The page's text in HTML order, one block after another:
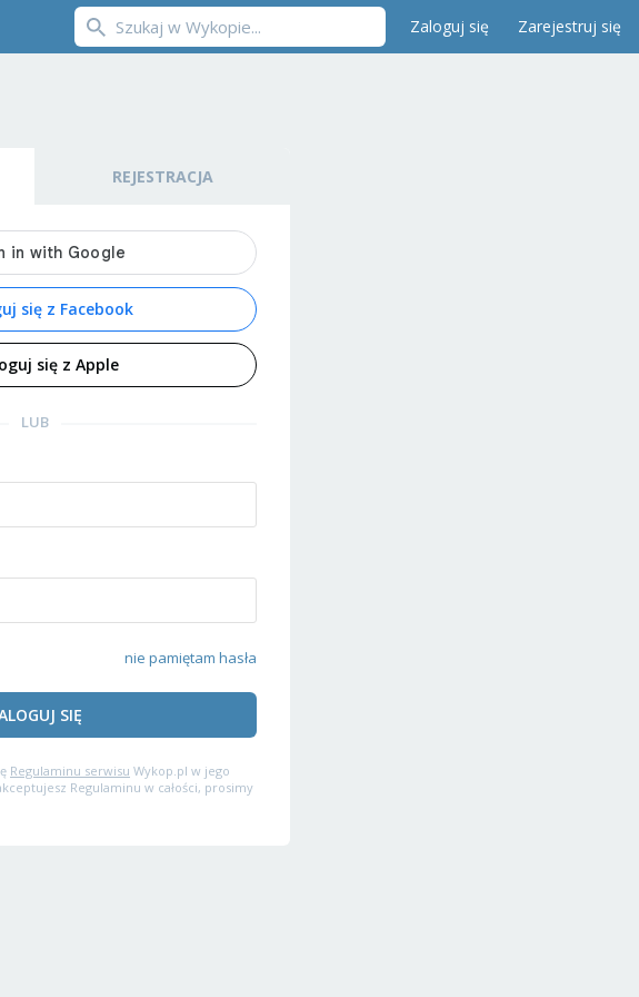
Zaloguj się Zarejestruj się
REJESTRACJA
się z Facebook
się z Apple
LUB
nie pamiętam hasła
SIĘ
Regulaminu serwisu Wykop.pl w jego
Regulaminu w całości, prosimy